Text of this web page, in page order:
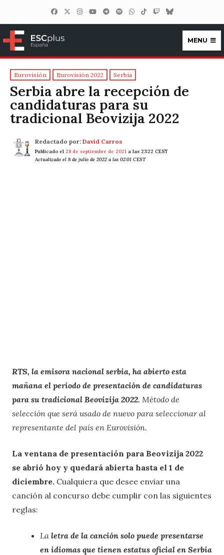
ESCplus España
MENU
Eurovisión Eurovisión 2022 Serbia
Serbia abre la recepción de
candidaturas para su
tradicional Beovizija 2022
Redactado por: David Carros
Publicado el 28 de septiembre de 2021 a las 23:22 CEST
Actualizado el 8 de julio de 2022 a las 02:01 CEST
RTS, la emisora ​​nacional serbia, ha abierto esta
mañana el período de presentación de candidaturas
para su tradicional Beovizija 2022. Método de
selección que será usado de nuevo para seleccionar al
representante del país en Eurovisión.
La ventana de presentación para Beovizija 2022
se abrió hoy y quedará abierta hasta el 1 de
diciembre. Cualquiera que desee enviar una
canción al concurso debe cumplir con las siguientes
reglas:
La letra de la canción solo puede presentarse
en idiomas que tienen estatus oficial en Serbia